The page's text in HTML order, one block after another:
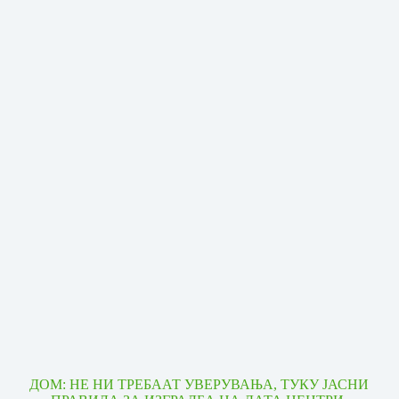
ДОМ: НЕ НИ ТРЕБААТ УВЕРУВАЊА, ТУКУ ЈАСНИ